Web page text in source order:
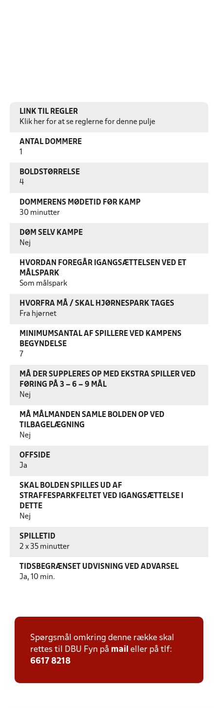
LINK TIL REGLER
Klik her for at se reglerne for denne pulje
ANTAL DOMMERE
BOLDSTØRRELSE
4
DOMMERENS MØDETID FØR KAMP
30 minutter
DØM SELV KAMPE
Nej
HVORDAN FOREGÅR IGANGSÆTTELSEN VED ET
MÅLSPARK
Som målspark
HVORFRA MÅ / SKAL HJØRNESPARK TAGES
Fra hjørnet
MINIMUMSANTAL AF SPILLERE VED KAMPENS
BEGYNDELSE
7
MÅ DER SUPPLERES OP MED EKSTRA SPILLER VED
FØRING PÅ 3 – 6 – 9 MÅL
Nej
MÅ MÅLMANDEN SAMLE BOLDEN OP VED
TILBAGELÆGNING
Nej
OFFSIDE
Ja
SKAL BOLDEN SPILLES UD AF
STRAFFESPARKFELTET VED IGANGSÆTTELSE I
DETTE
Nej
SPILLETID
2 x 35 minutter
TIDSBEGRÆNSET UDVISNING VED ADVARSEL
Ja, 10 min.
Spørgsmål omkring denne række skal
rettes til DBU Fyn på mail eller på tlf:
6617 8218